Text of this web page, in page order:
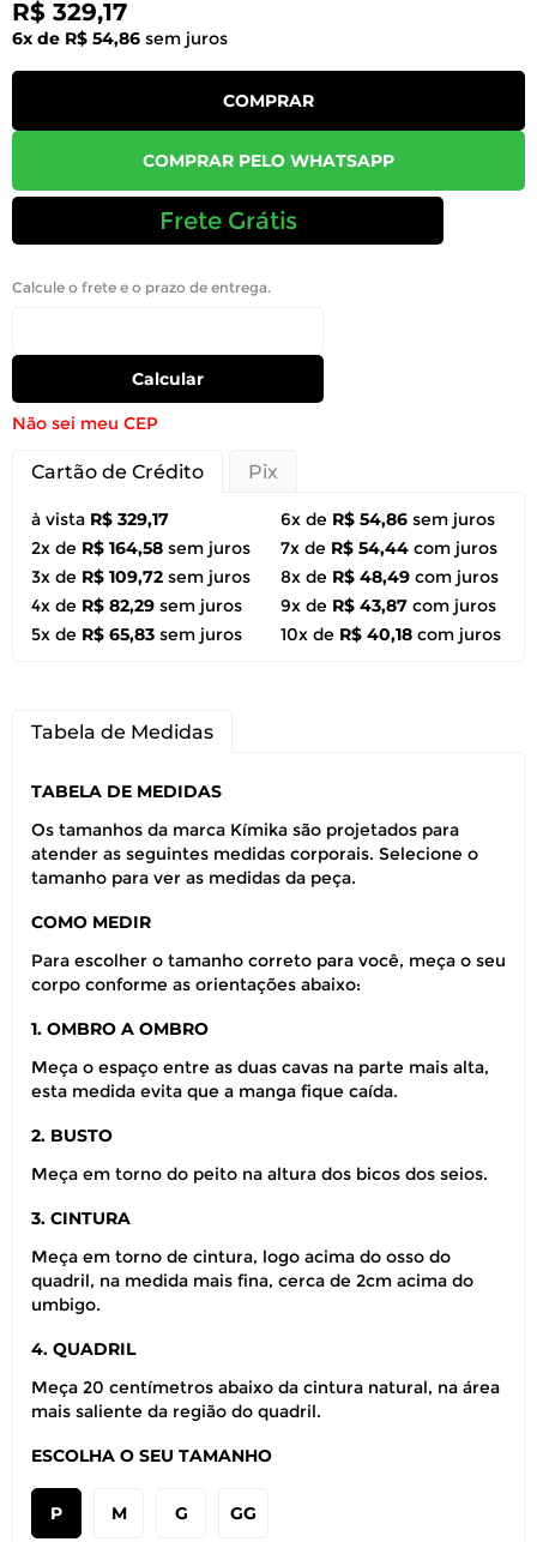
R$ 329,17
6x de R$ 54,86 sem juros
COMPRAR
COMPRAR PELO WHATSAPP
Frete Grátis
Calcule o frete e o prazo de entrega.
Calcular
Não sei meu CEP
Cartão de Crédito Pix
à vista R$ 329,17
2x de R$ 164,58 sem juros
3x de R$ 109,72 sem juros
4x de R$ 82,29 sem juros
5x de R$ 65,83 sem juros
6x de R$ 54,86 sem juros
7x de R$ 54,44 com juros
8x de R$ 48,49 com juros
9x de R$ 43,87 com juros
10x de R$ 40,18 com juros
Tabela de Medidas
TABELA DE MEDIDAS
Os tamanhos da marca Kímika são projetados para
atender as seguintes medidas corporais. Selecione o
tamanho para ver as medidas da peça.
COMO MEDIR
Para escolher o tamanho correto para você, meça o seu
corpo conforme as orientações abaixo:
1. OMBRO A OMBRO
Meça o espaço entre as duas cavas na parte mais alta,
esta medida evita que a manga fique caída.
2. BUSTO
Meça em torno do peito na altura dos bicos dos seios.
3. CINTURA
Meça em torno de cintura, logo acima do osso do
quadril, na medida mais fina, cerca de 2cm acima do
umbigo.
4. QUADRIL
Meça 20 centímetros abaixo da cintura natural, na área
mais saliente da região do quadril.
ESCOLHA O SEU TAMANHO
P M G GG